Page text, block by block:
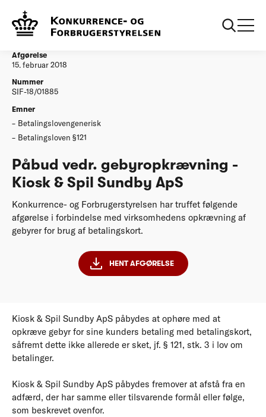
Afgørelser
Sundby ApS
Afgørelse
15. februar 2018
Nummer
SIF-18/01885
Emner
Betalingslovengenerisk
Betalingsloven §121
Påbud vedr. gebyropkrævning -
Kiosk & Spil Sundby ApS
Konkurrence- og Forbrugerstyrelsen har truffet følgende
afgørelse i forbindelse med virksomhedens opkrævning af
gebyrer for brug af betalingskort.
HENT AFGØRELSE
Kiosk & Spil Sundby ApS påbydes at ophøre med at
opkræve gebyr for sine kunders betaling med betalingskort,
såfremt dette ikke allerede er sket, jf. § 121, stk. 3 i lov om
betalinger.
Kiosk & Spil Sundby ApS påbydes fremover at afstå fra en
adfærd, der har samme eller tilsvarende formål eller følge,
som beskrevet ovenfor.